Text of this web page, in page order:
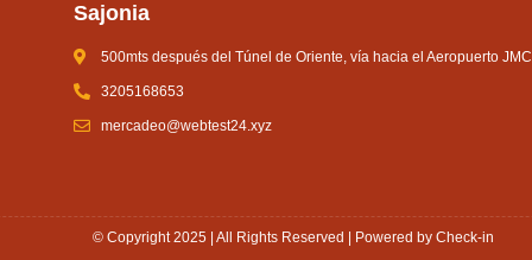
Sajonia
500mts después del Túnel de Oriente, vía hacia el Aeropuerto JMC
3205168653
mercadeo@webtest24.xyz
© Copyright 2025 | All Rights Reserved | Powered by Check-in